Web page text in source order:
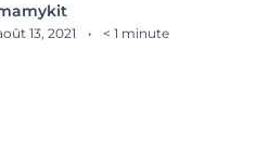
13, 2021 · < 1 minute